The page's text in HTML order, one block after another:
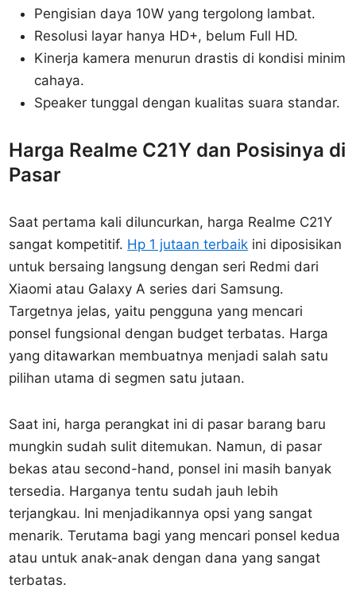
Pengisian daya 10W yang tergolong lambat.
Resolusi layar hanya HD+, belum Full HD.
Kinerja kamera menurun drastis di kondisi minim
cahaya.
Speaker tunggal dengan kualitas suara standar.
Harga Realme C21Y dan Posisinya di
Pasar
Saat pertama kali diluncurkan, harga Realme C21Y
sangat kompetitif. Hp 1 jutaan terbaik ini diposisikan
untuk bersaing langsung dengan seri Redmi dari
Xiaomi atau Galaxy A series dari Samsung.
Targetnya jelas, yaitu pengguna yang mencari
ponsel fungsional dengan budget terbatas. Harga
yang ditawarkan membuatnya menjadi salah satu
pilihan utama di segmen satu jutaan.
Saat ini, harga perangkat ini di pasar barang baru
mungkin sudah sulit ditemukan. Namun, di pasar
bekas atau second-hand, ponsel ini masih banyak
tersedia. Harganya tentu sudah jauh lebih
terjangkau. Ini menjadikannya opsi yang sangat
menarik. Terutama bagi yang mencari ponsel kedua
atau untuk anak-anak dengan dana yang sangat
terbatas.